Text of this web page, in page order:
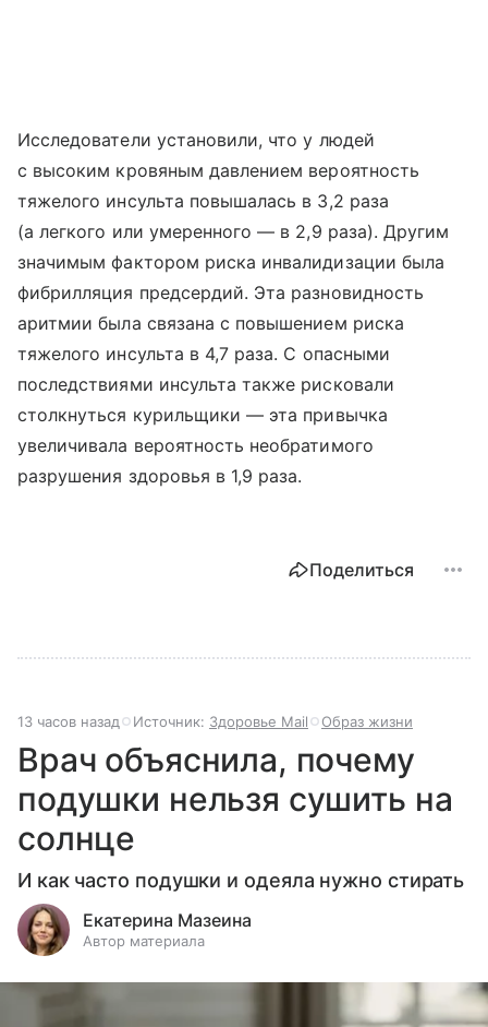
Исследователи установили, что у людей
с высоким кровяным давлением вероятность
тяжелого инсульта повышалась в 3,2 раза
(а легкого или умеренного — в 2,9 раза). Другим
значимым фактором риска инвалидизации была
фибрилляция предсердий. Эта разновидность
аритмии была связана с повышением риска
тяжелого инсульта в 4,7 раза. С опасными
последствиями инсульта также рисковали
столкнуться курильщики — эта привычка
увеличивала вероятность необратимого
разрушения здоровья в 1,9 раза.
Поделиться
13 часов назад Источник: Здоровье Mail Образ жизни
Врач объяснила, почему
подушки нельзя сушить на
солнце
И как часто подушки и одеяла нужно стирать
Екатерина Мазеина
Автор материала